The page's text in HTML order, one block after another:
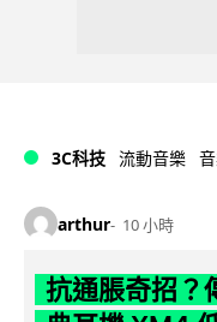
3C科技 流動音樂
arthur 10 小時
抗通脹奇招？